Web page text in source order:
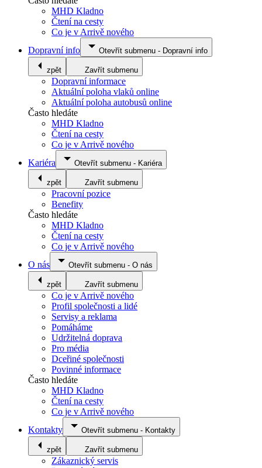
MHD Kladno
Čtení na cesty
Co je v Arrivě nového
Dopravní info
Otevřít submenu - Dopravní info
zpět Zavřít submenu
Dopravní informace
Aktuální poloha vlaků online
Aktuální poloha autobusů online
Často hledáte
MHD Kladno
Čtení na cesty
Co je v Arrivě nového
Kariéra
Otevřít submenu - Kariéra
zpět Zavřít submenu
Pracovní pozice
Benefity
Často hledáte
MHD Kladno
Čtení na cesty
Co je v Arrivě nového
O nás
Otevřít submenu - O nás
zpět Zavřít submenu
Co je v Arrivě nového
Profil společnosti a lidé
Servisy a reklama
Pomáháme
Udržitelná doprava
Pro média
Dceřiné společnosti
Povinné informace
Často hledáte
MHD Kladno
Čtení na cesty
Co je v Arrivě nového
Kontakty
Otevřít submenu - Kontakty
zpět Zavřít submenu
Zákaznický servis